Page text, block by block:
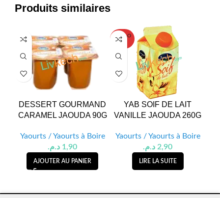
Produits similaires
DESSERT GOURMAND
CARAMEL JAOUDA 90G
Yaourts / Yaourts à Boire
1,90 د.م.
AJOUTER AU PANIER
SOLD O
UT
YAB SOIF DE LAIT
VANILLE JAOUDA 260G
Yaourts / Yaourts à Boire
2,90 د.م.
LIRE LA SUITE